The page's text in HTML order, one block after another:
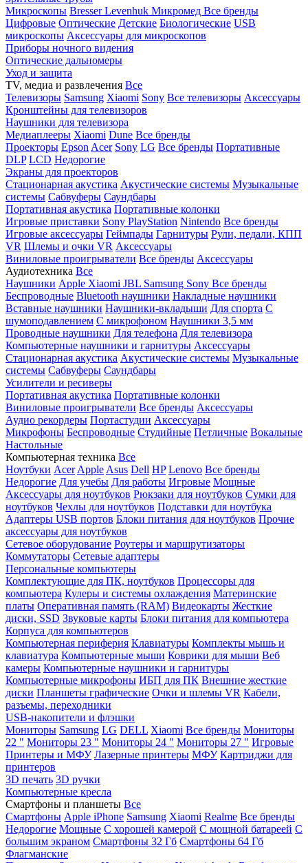
Микроскопы BresserLevenhuk Микромед Все бренды
Цифровые Оптические Детские Биологические USB
микроскопы Аксессуары для микроскопов
Приборы ночного видения
Оптические дальномеры
Уход и защита
TV, медиа и развлечения Все
Телевизоры Samsung Xiaomi Sony Все телевизоры Аксессуары
Кронштейны для телевизоров
Наушники для телевизора
Медиаплееры Xiaomi Dune Все бренды
Проекторы Epson Acer Sony LG Все бренды Портативные
DLP LCD Недорогие
Экраны для проекторов
Стационарная акустика Акустические системы Музыкальные
системы Сабвуферы Саундбары
Портативная акустика Портативные колонки
Игровые приставки Sony PlayStation Nintendo Все бренды
Игровые аксессуары Геймпады Гарнитуры Рули, педали, КПП
VR Шлемы и очки VR Аксессуары
Виниловые проигрыватели Все бренды Аксессуары
Аудиотехника Все
Наушники Apple Xiaomi JBL Samsung Sony Все бренды
Беспроводные Bluetooth наушники Накладные наушники
Вставные наушники Наушники-вкладыши Для спорта С
шумоподавлением С микрофоном Наушники 3,5 мм
Проводные наушники Для телефона Для телевизора
Компьютерные наушники и гарнитуры Аксессуары
Стационарная акустика Акустические системы Музыкальные
системы Сабвуферы Саундбары
Усилители и ресиверы
Портативная акустика Портативные колонки
Виниловые проигрыватели Все бренды Аксессуары
Аудио рекордеры Портастудии Аксессуары
Микрофоны Беспроводные Студийные Петличные Вокальные
Настольные
Компьютерная техника Все
Ноутбуки Acer Apple Asus Dell HP Lenovo Все бренды
Недорогие Для учебы Для работы Игровые Мощные
Аксессуары для ноутбуков Рюкзаки для ноутбуков Сумки для
ноутбуков Чехлы для ноутбуков Подставки для ноутбука
Адаптеры USB портов Блоки питания для ноутбуков Прочие
аксессуары для ноутбуков
Сетевое оборудование Роутеры и маршрутизаторы
Коммутаторы Сетевые адаптеры
Персональные компьютеры
Комплектующие для ПК, ноутбуков Процессоры для
компьютера Кулеры и системы охлаждения Материнские
платы Оперативная память (RAM) Видеокарты Жесткие
диски, SSD Звуковые карты Блоки питания для компьютера
Корпуса для компьютеров
Компьютерная периферия Клавиатуры Комплекты мышь и
клавиатура Компьютерные мыши Коврики для мыши Веб
камеры Компьютерные наушники и гарнитуры
Компьютерные микрофоны ИБП для ПК Внешние жесткие
диски Планшеты графические Очки и шлемы VR Кабели,
разъемы, переходники
USB-накопители и флэшки
Мониторы Samsung LG DELL Xiaomi Все бренды Мониторы
22 " Мониторы 23 " Мониторы 24 " Мониторы 27 " Игровые
Принтеры и МФУ Лазерные принтеры МФУ Картриджи для
принтеров
3D печать 3D ручки
Компьютерные кресла
Смартфоны и планшеты Все
Смартфоны Apple iPhone Samsung Xiaomi Realme Все бренды
Недорогие Мощные С хорошей камерой С мощной батареей С
большим экраном Смартфоны 32 Гб Смартфоны 64 Гб
Флагманские